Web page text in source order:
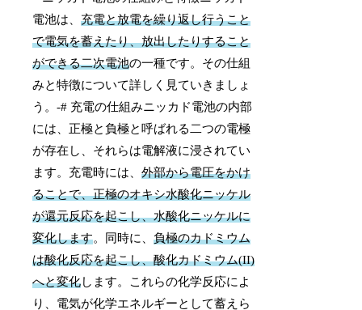
電池は、充電と放電を繰り返し行うこと
で電気を蓄えたり、放出したりすること
ができる二次電池の一種です。その仕組
みと特徴について詳しく見ていきましょ
う。-# 充電の仕組みニッカド電池の内部
には、正極と負極と呼ばれる二つの電極
が存在し、それらは電解液に浸されてい
ます。充電時には、外部から電圧をかけ
ることで、正極のオキシ水酸化ニッケル
が還元反応を起こし、水酸化ニッケルに
変化します。同時に、負極のカドミウム
は酸化反応を起こし、酸化カドミウム(II)
へと変化します。これらの化学反応によ
り、電気が化学エネルギーとして蓄えら